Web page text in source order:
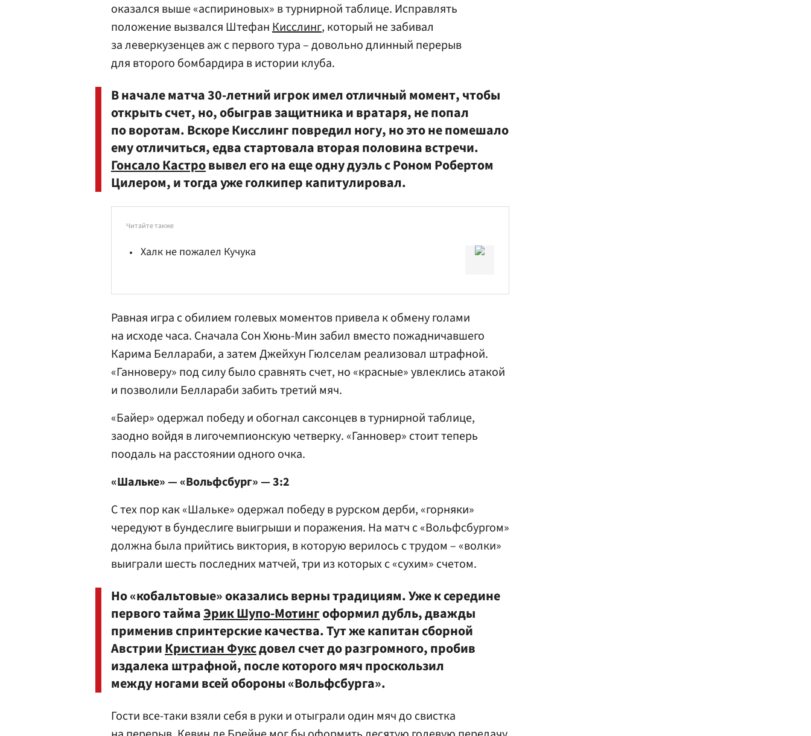
оказался выше «аспириновых» в турнирной таблице. Исправлять
положение вызвался ШтефанКисслинг, который не забивал
за леверкузенцев аж с первого тура – довольно длинный перерыв
для второго бомбардира в истории клуба.
В начале матча 30-летний игрок имел отличный момент, чтобы
открыть счет, но, обыграв защитника и вратаря, не попал
по воротам. Вскоре Кисслинг повредил ногу, но это не помешало
ему отличиться, едва стартовала вторая половина встречи.
Гонсало Кастровывел его на еще одну дуэль с Роном Робертом
Цилером, и тогда уже голкипер капитулировал.
Читайте также
Халк не пожалел Кучука
Равная игра с обилием голевых моментов привела к обмену голами
на исходе часа. Сначала Сон Хюнь-Мин забил вместо пожадничавшего
Карима Беллараби, а затем Джейхун Гюлселам реализовал штрафной.
«Ганноверу» под силу было сравнять счет, но «красные» увлеклись атакой
и позволили Беллараби забить третий мяч.
«Байер» одержал победу и обогнал саксонцев в турнирной таблице,
заодно войдя в лигочемпионскую четверку. «Ганновер» стоит теперь
поодаль на расстоянии одного очка.
«Шальке» — «Вольфсбург» — 3:2
С тех пор как «Шальке» одержал победу в рурском дерби, «горняки»
чередуют в бундеслиге выигрыши и поражения. На матч с «Вольфсбургом»
должна была прийтись виктория, в которую верилось с трудом – «волки»
выиграли шесть последних матчей, три из которых с «сухим» счетом.
Но «кобальтовые» оказались верны традициям. Уже к середине
первого таймаЭрик Шупо-Мотингоформил дубль, дважды
применив спринтерские качества. Тут же капитан сборной
АвстрииКристиан Фуксдовел счет до разгромного, пробив
издалека штрафной, после которого мяч проскользил
между ногами всей обороны «Вольфсбурга».
Гости все-таки взяли себя в руки и отыграли один мяч до свистка